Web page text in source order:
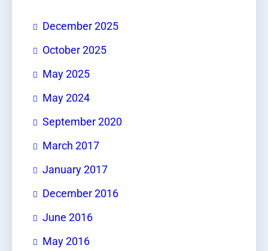
December 2025
October 2025
May 2025
May 2024
September 2020
March 2017
January 2017
December 2016
June 2016
May 2016